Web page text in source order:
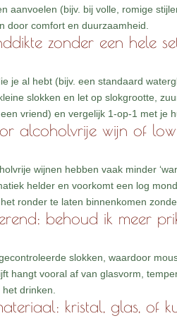
aanvoelen (bijv. bij volle, romige
door comfort en duurzaamheid.
zonder een hele
je al hebt (bijv. een standaard
slokken en let op slokgrootte,
vriend) en vergelijk 1-op-1 met je
alcoholvrije wijn of
wijnen hebben vaak minder
helder en voorkomt een log
ronder te laten binnenkomen
behoud ik meer
slokken, waardoor
hangt vooral af van glasvorm,
drinken.
kristal, glas, of